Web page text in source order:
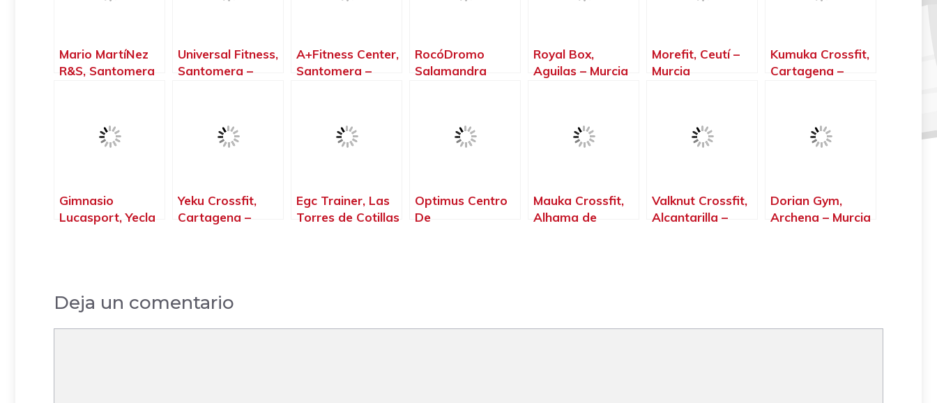
Mario MartíNez
R&S, Santomera
Universal Fitness,
Santomera –
A+Fitness Center,
Santomera –
RocóDromo
Salamandra
Royal Box,
Aguilas – Murcia
Morefit, Ceutí –
Murcia
Kumuka Crossfit,
Cartagena –
Gimnasio
Lucasport, Yecla
Yeku Crossfit,
Cartagena –
Egc Trainer, Las
Torres de Cotillas
Optimus Centro
De
Mauka Crossfit,
Alhama de
Valknut Crossfit,
Alcantarilla –
️Dorian Gym,
Archena – Murcia
Deja un comentario